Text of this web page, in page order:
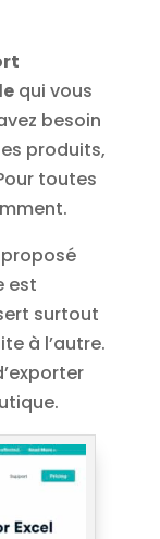
qui vous
besoin
produits,
toutes
est
surtout
à l’autre.